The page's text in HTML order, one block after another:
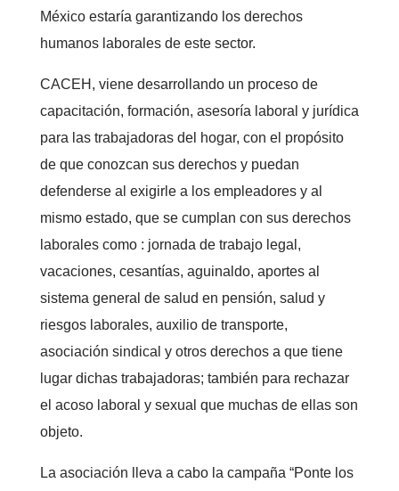
México estaría garantizando los derechos
humanos laborales de este sector.
CACEH, viene desarrollando un proceso de
capacitación, formación, asesoría laboral y jurídica
para las trabajadoras del hogar, con el propósito
de que conozcan sus derechos y puedan
defenderse al exigirle a los empleadores y al
mismo estado, que se cumplan con sus derechos
laborales como : jornada de trabajo legal,
vacaciones, cesantías, aguinaldo, aportes al
sistema general de salud en pensión, salud y
riesgos laborales, auxilio de transporte,
asociación sindical y otros derechos a que tiene
lugar dichas trabajadoras; también para rechazar
el acoso laboral y sexual que muchas de ellas son
objeto.
La asociación lleva a cabo la campaña “Ponte los